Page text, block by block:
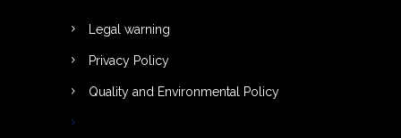
Legal warning
Privacy Policy
Quality and Environmental Policy